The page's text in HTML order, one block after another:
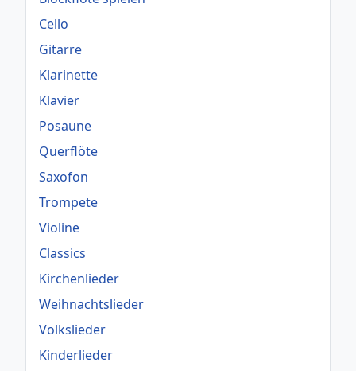
Cello
Gitarre
Klarinette
Klavier
Posaune
Querflöte
Saxofon
Trompete
Violine
Classics
Kirchenlieder
Weihnachtslieder
Volkslieder
Kinderlieder